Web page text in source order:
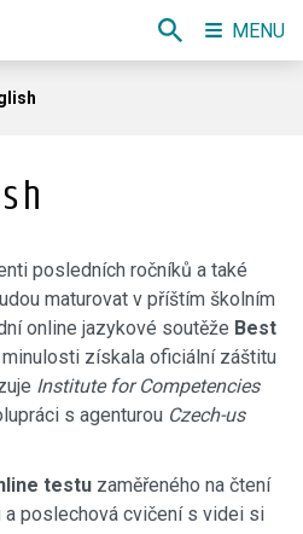
posledních ročníků a také
maturovat v příštím školním
online jazykové soutěže Best
minulosti získala oficiální záštitu
Institute for Competencies
s agenturou Czech-us
testu zaměřeného na čtení
a poslechová cvičení s videi si
MENU